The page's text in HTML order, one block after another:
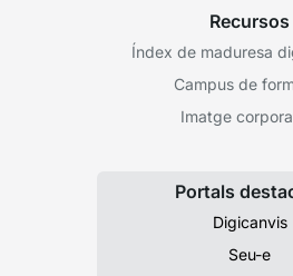
Recursos
Índex de maduresa
Campus de
Imatge
Portals
Digicanvis
Seu-e